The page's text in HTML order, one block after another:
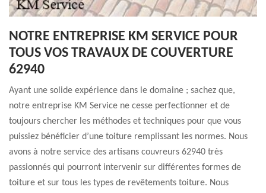
NOTRE ENTREPRISE KM SERVICE POUR
TOUS VOS TRAVAUX DE COUVERTURE
62940
Ayant une solide expérience dans le domaine ; sachez que,
notre entreprise KM Service ne cesse perfectionner et de
toujours chercher les méthodes et techniques pour que vous
puissiez bénéficier d’une toiture remplissant les normes. Nous
avons à notre service des artisans couvreurs 62940 très
passionnés qui pourront intervenir sur différentes formes de
toiture et sur tous les types de revêtements toiture. Nous